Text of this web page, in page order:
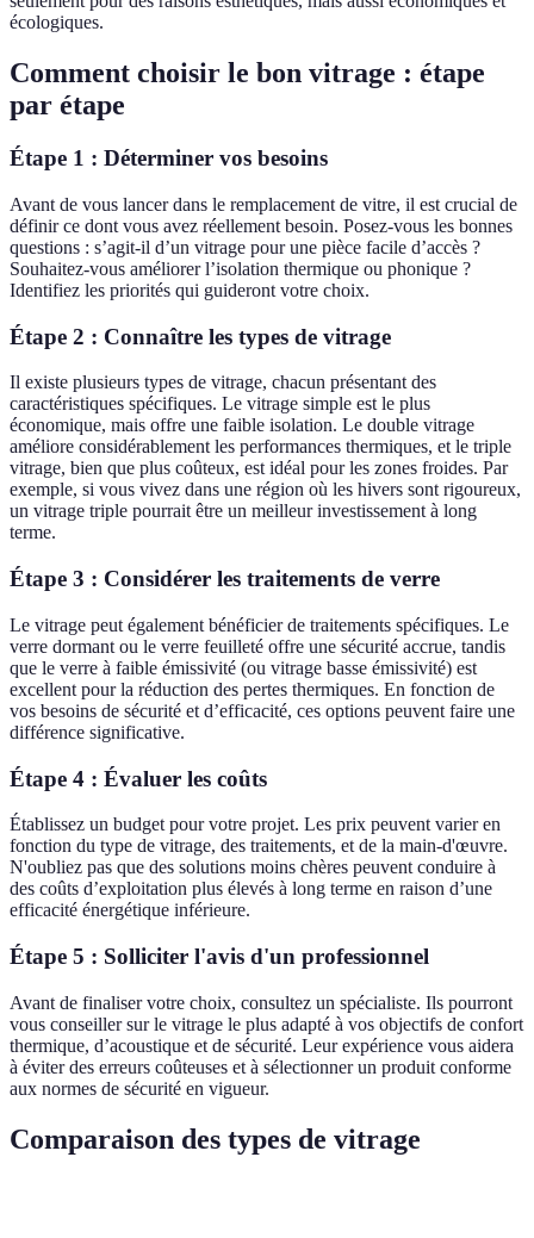
écologiques.
Comment choisir le bon vitrage : étape
par étape
Étape 1 : Déterminer vos besoins
Avant de vous lancer dans le remplacement de vitre, il est crucial de
définir ce dont vous avez réellement besoin. Posez-vous les bonnes
questions : s’agit-il d’un vitrage pour une pièce facile d’accès ?
Souhaitez-vous améliorer l’isolation thermique ou phonique ?
Identifiez les priorités qui guideront votre choix.
Étape 2 : Connaître les types de vitrage
Il existe plusieurs types de vitrage, chacun présentant des
caractéristiques spécifiques. Le vitrage simple est le plus
économique, mais offre une faible isolation. Le double vitrage
améliore considérablement les performances thermiques, et le triple
vitrage, bien que plus coûteux, est idéal pour les zones froides. Par
exemple, si vous vivez dans une région où les hivers sont rigoureux,
un vitrage triple pourrait être un meilleur investissement à long
terme.
Étape 3 : Considérer les traitements de verre
Le vitrage peut également bénéficier de traitements spécifiques. Le
verre dormant ou le verre feuilleté offre une sécurité accrue, tandis
que le verre à faible émissivité (ou vitrage basse émissivité) est
excellent pour la réduction des pertes thermiques. En fonction de
vos besoins de sécurité et d’efficacité, ces options peuvent faire une
différence significative.
Étape 4 : Évaluer les coûts
Établissez un budget pour votre projet. Les prix peuvent varier en
fonction du type de vitrage, des traitements, et de la main-d'œuvre.
N'oubliez pas que des solutions moins chères peuvent conduire à
des coûts d’exploitation plus élevés à long terme en raison d’une
efficacité énergétique inférieure.
Étape 5 : Solliciter l'avis d'un professionnel
Avant de finaliser votre choix, consultez un spécialiste. Ils pourront
vous conseiller sur le vitrage le plus adapté à vos objectifs de confort
thermique, d’acoustique et de sécurité. Leur expérience vous aidera
à éviter des erreurs coûteuses et à sélectionner un produit conforme
aux normes de sécurité en vigueur.
Comparaison des types de vitrage